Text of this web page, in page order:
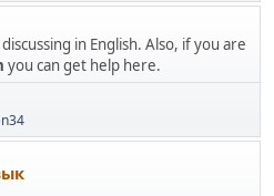
in English. Also, if you are
you can get help here.